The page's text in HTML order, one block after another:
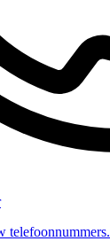
telefoonnummers.